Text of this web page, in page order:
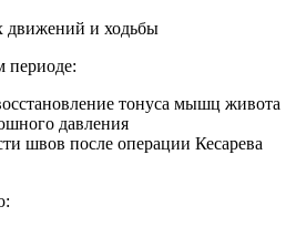
движений и ходьбы
периоде:
тонуса мышц живота
давления
швов после операции Кесарева